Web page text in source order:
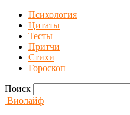
Психология
Цитаты
Тесты
Притчи
Стихи
Гороскоп
Поиск
Виолайф